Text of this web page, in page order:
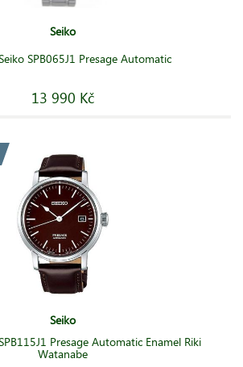
Seiko
SPB065J1 Presage Automatic
13 990 Kč
Seiko
Presage Automatic Enamel Riki
Watanabe